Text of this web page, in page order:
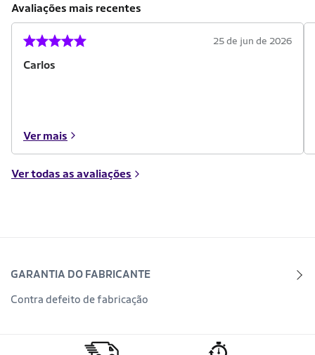
Avaliações mais recentes
Carlos
25 de jun de 2026
Ver mais
Ver todas as avaliações
GARANTIA DO FABRICANTE
Contra defeito de fabricação